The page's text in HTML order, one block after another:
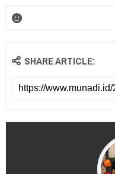
SHARE ARTICLE: